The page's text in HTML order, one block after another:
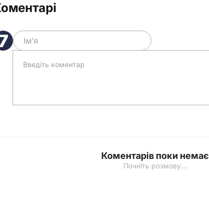
Коментарів поки немає
Почніть розмову…